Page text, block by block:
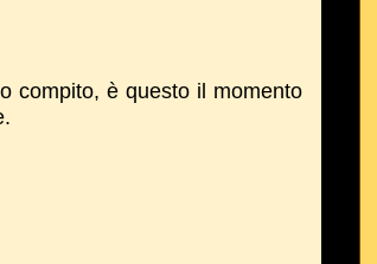
compito, è questo il momento